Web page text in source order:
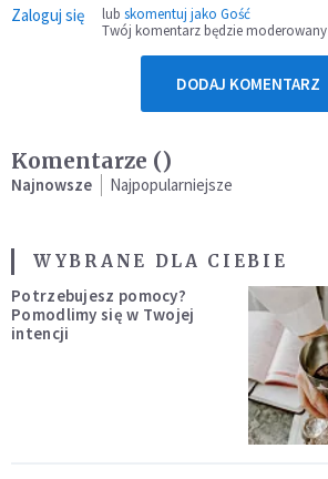
Zaloguj się lub skomentuj jako Gość
Twój komentarz będzie moderowany
DODAJ KOMENTARZ
Komentarze ()
Najnowsze Najpopularniejsze
WYBRANE DLA CIEBIE
Potrzebujesz pomocy?
Pomodlimy się w Twojej
intencji